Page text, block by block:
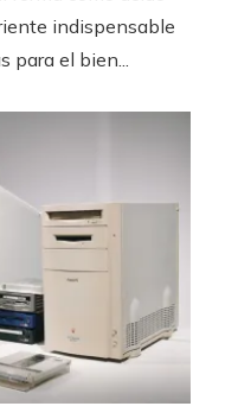
indispensable
para el bien...